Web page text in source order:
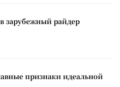
зарубежный райдер
признаки идеальной